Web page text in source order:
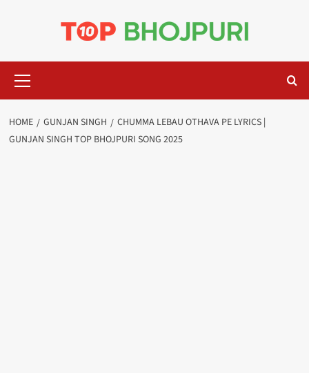
Menu
HOME GUNJAN SINGH
CHUMMA LEBAU OTHAVA PE LYRICS |
GUNJAN SINGH TOP BHOJPURI SONG 2025